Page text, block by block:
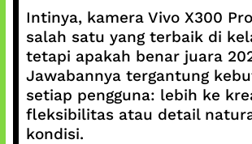
Intinya, kamera Vivo X300
salah satu yang terbaik di
tetapi apakah benar juara
Jawabannya tergantung
setiap pengguna: lebih ke
fleksibilitas atau detail
kondisi.